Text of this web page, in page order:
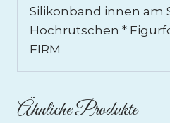
Silikonband innen am
Hochrutschen *
FIRM
Ähnliche Produkte